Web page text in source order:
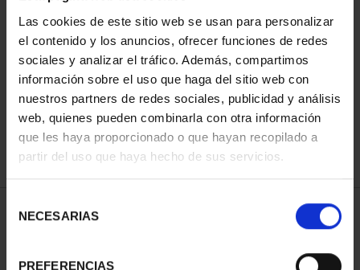
Las cookies de este sitio web se usan para personalizar
el contenido y los anuncios, ofrecer funciones de redes
sociales y analizar el tráfico. Además, compartimos
información sobre el uso que haga del sitio web con
nuestros partners de redes sociales, publicidad y análisis
web, quienes pueden combinarla con otra información
que les haya proporcionado o que hayan recopilado a
partir del uso que haya hecho de sus servicios.
NECESARIAS
PREFERENCIAS
ORDENAR POR:
REFINAR
1 Productos encontrados